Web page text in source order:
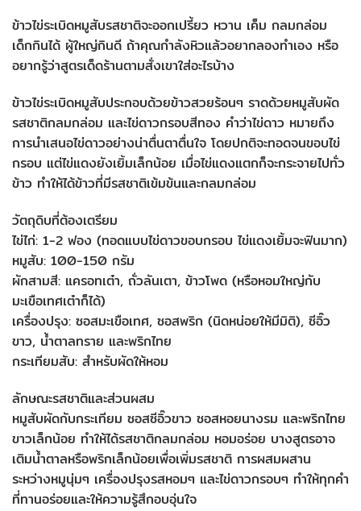
ข้าวไข่ระเบิดหมูสับรสชาติจะออกเปรี้ยว หวาน เค็ม กลมกล่อม
เด็กกินได้ ผู้ใหญ่กินดี ถ้าคุณกำลังหิวแล้วอยากลองทำเอง หรือ
อยากรู้ว่าสูตรเด็ดร้านตามสั่งเขาใส่อะไรบ้าง
ข้าวไข่ระเบิดหมูสับประกอบด้วยข้าวสวยร้อนๆ ราดด้วยหมูสับผัด
รสชาติกลมกล่อม และไข่ดาวกรอบสีทอง คำว่าไข่ดาว หมายถึง
การนำเสนอไข่ดาวอย่างน่าตื่นตาตื่นใจ โดยปกติจะทอดจนขอบไข่
กรอบ แต่ไข่แดงยังเยิ้มเล็กน้อย เมื่อไข่แดงแตกก็จะกระจายไปทั่ว
ข้าว ทำให้ได้ข้าวที่มีรสชาติเข้มข้นและกลมกล่อม
วัตถุดิบที่ต้องเตรียม
ไข่ไก่: 1-2 ฟอง (ทอดแบบไข่ดาวขอบกรอบ ไข่แดงเยิ้มจะฟินมาก)
หมูสับ: 100-150 กรัม
ผักสามสี: แครอทเต๋า, ถั่วลันเตา, ข้าวโพด (หรือหอมใหญ่กับ
มะเขือเทศเต๋าก็ได้)
เครื่องปรุง: ซอสมะเขือเทศ, ซอสพริก (นิดหน่อยให้มีมิติ), ซีอิ๊ว
ขาว, น้ำตาลทราย และพริกไทย
กระเทียมสับ: สำหรับผัดให้หอม
ลักษณะรสชาติและส่วนผสม
หมูสับผัดกับกระเทียม ซอสซีอิ๊วขาว ซอสหอยนางรม และพริกไทย
ขาวเล็กน้อย ทำให้ได้รสชาติกลมกล่อม หอมอร่อย บางสูตรอาจ
เติมน้ำตาลหรือพริกเล็กน้อยเพื่อเพิ่มรสชาติ การผสมผสาน
ระหว่างหมูนุ่มๆ เครื่องปรุงรสหอมๆ และไข่ดาวกรอบๆ ทำให้ทุกคำ
ที่ทานอร่อยและให้ความรู้สึกอบอุ่นใจ